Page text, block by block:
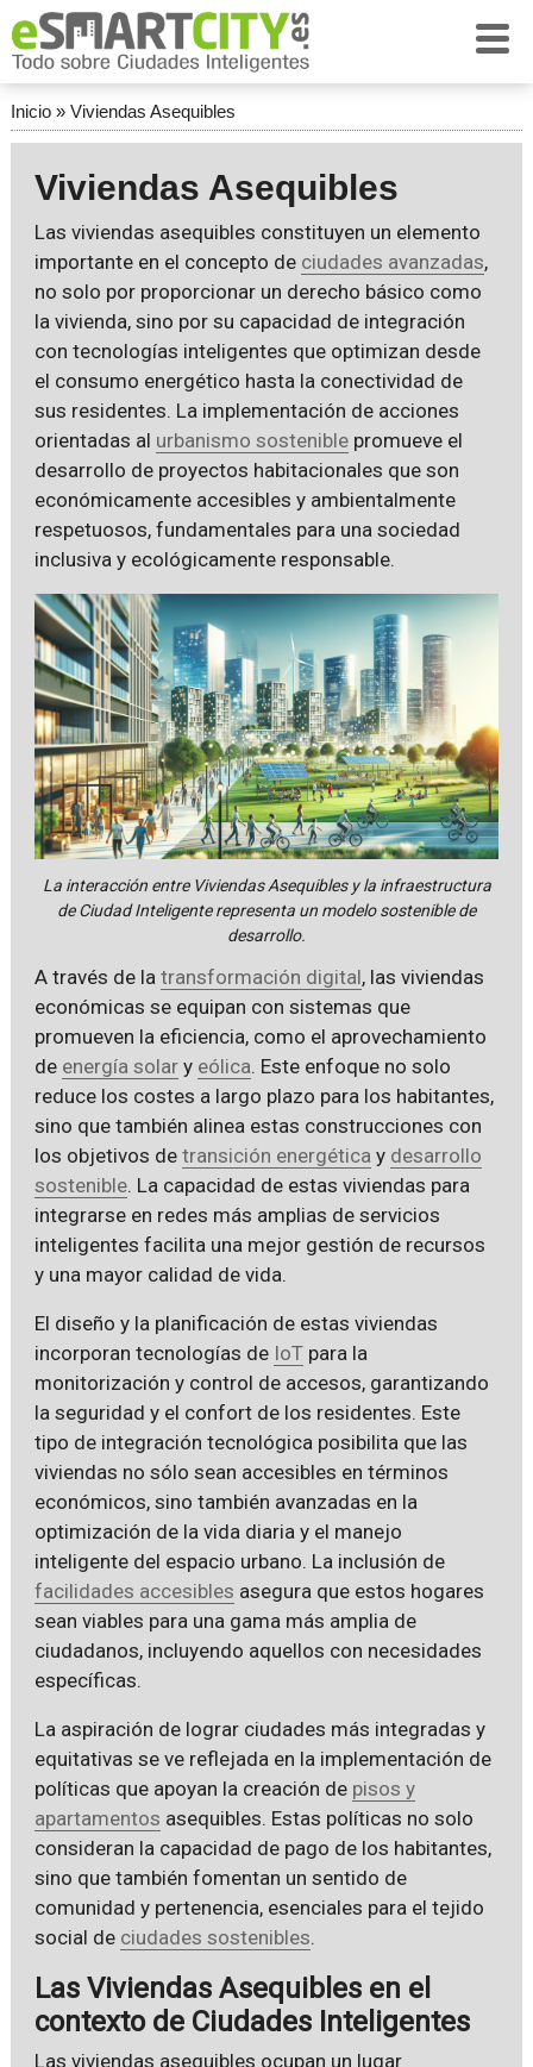
Inicio» Viviendas Asequibles
Viviendas Asequibles
Las viviendas asequibles constituyen un elemento
importante en el concepto de ciudades avanzadas,
no solo por proporcionar un derecho básico como
la vivienda, sino por su capacidad de integración
con tecnologías inteligentes que optimizan desde
el consumo energético hasta la conectividad de
sus residentes. La implementación de acciones
orientadas al urbanismo sosteniblepromueve el
desarrollo de proyectos habitacionales que son
económicamente accesibles y ambientalmente
respetuosos, fundamentales para una sociedad
inclusiva y ecológicamente responsable.
La interacción entre Viviendas Asequibles y la infraestructura
de Ciudad Inteligente representa un modelo sostenible de
desarrollo.
A través de la transformación digital, las viviendas
económicas se equipan con sistemas que
promueven la eficiencia, como el aprovechamiento
de energía solary eólica. Este enfoque no solo
reduce los costes a largo plazo para los habitantes,
sino que también alinea estas construcciones con
los objetivos de transición energética y desarrollo
sostenible. La capacidad de estas viviendas para
integrarse en redes más amplias de servicios
inteligentes facilita una mejor gestión de recursos
y una mayor calidad de vida.
El diseño y la planificación de estas viviendas
incorporan tecnologías de IoTpara la
monitorización y control de accesos, garantizando
la seguridad y el confort de los residentes. Este
tipo de integración tecnológica posibilita que las
viviendas no sólo sean accesibles en términos
económicos, sino también avanzadas en la
optimización de la vida diaria y el manejo
inteligente del espacio urbano. La inclusión de
facilidades accesibles asegura que estos hogares
sean viables para una gama más amplia de
ciudadanos, incluyendo aquellos con necesidades
específicas.
La aspiración de lograr ciudades más integradas y
equitativas se ve reflejada en la implementación de
políticas que apoyan la creación de pisos y
apartamentos asequibles. Estas políticas no solo
consideran la capacidad de pago de los habitantes,
sino que también fomentan un sentido de
comunidad y pertenencia, esenciales para el tejido
social de ciudades sostenibles.
Las Viviendas Asequibles en el
contexto de Ciudades Inteligentes
Las viviendas asequibles ocupan un lugar